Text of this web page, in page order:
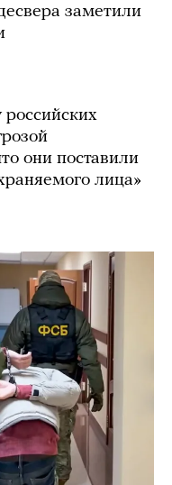
заметили
они поставили
лица»